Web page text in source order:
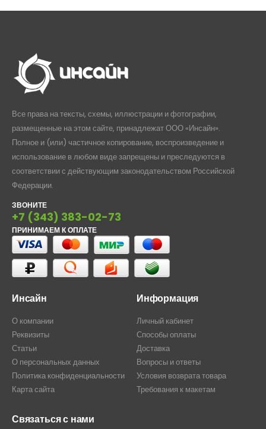
Все права на тексты, схемы, иллюстрации и фотографии,
размещенные на этом сайте, принадлежат ООО «Инсайн».
Полное и (или) частичное копирование, воспроизведение и
использование в любом виде запрещены и преследуются в
соответствии с действующим законодательством Российской
Федерации.
ЗВОНИТЕ
+7 (343) 383-02-73
ПРИНИМАЕМ К ОПЛАТЕ
Инсайн
О компании
Реквизиты
Статьи
О персональных данных
Политика конфиденциальности
Карта сайта
Информация
Личный кабинет
Способы оплаты
Доставка
Вопросы и ответы
Условия возврата товара
Требования к макетам
Связаться с нами